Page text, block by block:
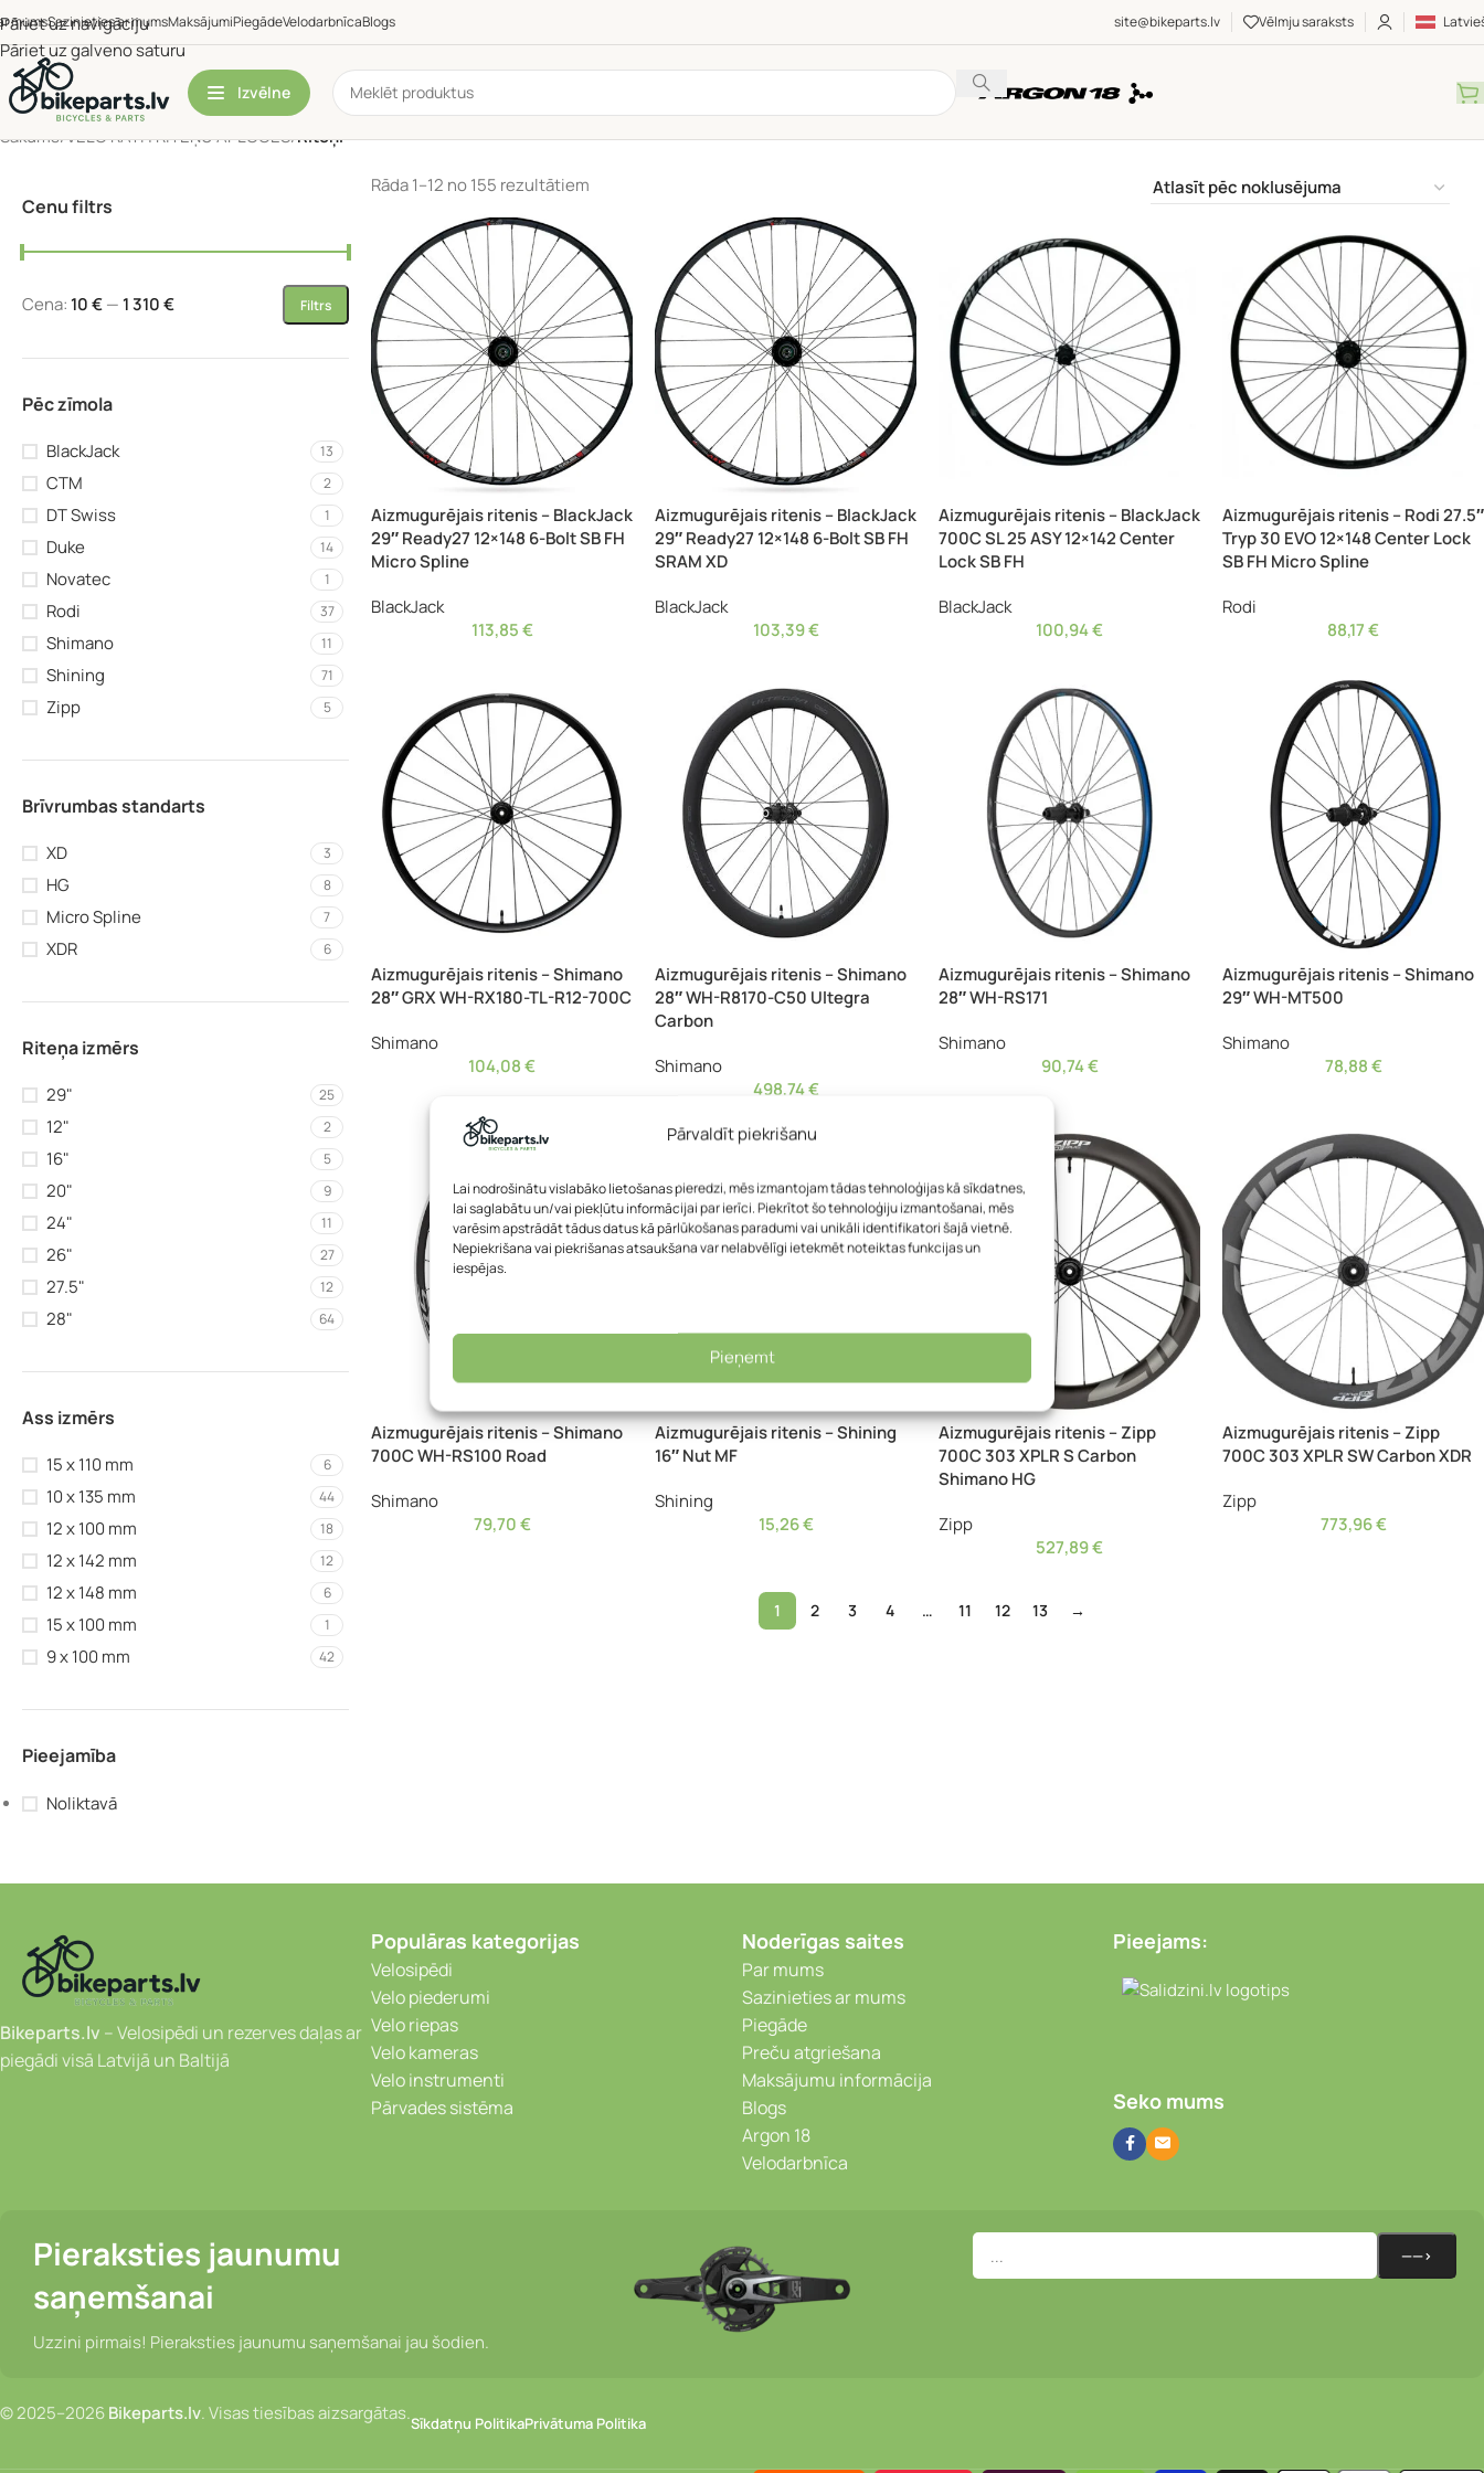
Pārvaldīt piekrišanu
Lai nodrošinātu vislabāko lietošanas pieredzi, mēs izmantojam tādas tehnoloģijas kā sīkdatnes,
lai saglabātu un/vai piekļūtu informācijai par ierīci. Piekrītot šo tehnoloģiju izmantošanai, mēs
varēsim apstrādāt tādus datus kā pārlūkošanas paradumi vai unikāli identifikatori šajā vietnē.
Nepiekrišana vai piekrišanas atsaukšana var nelabvēlīgi ietekmēt noteiktas funkcijas un
iespējas.
Pieņemt
Pāriet uz navigāciju
Pāriet uz galveno saturu
mumsSazinieties ar mumsMaksājumiPiegādeVelodarbnīcaBlogs site@bikeparts.lv Vēlmju saraksts
Izvēlne
Sākums/VELO RATI | RITEŅU APLOCES/Riteņi
Cenu filtrs
Filtrs
Cena: 10 €— 1 310 €
Pēc zīmola
BlackJack 13
CTM 2
DT Swiss 1
Duke 14
Novatec 1
Rodi 37
Shimano 11
Shining 71
Zipp 5
Brīvrumbas standarts
XD 3
HG 8
Micro Spline 7
XDR 6
Riteņa izmērs
29" 25
12" 2
16" 5
20" 9
24" 11
26" 27
27.5" 12
28" 64
Ass izmērs
15 x 110 mm 6
10 x 135 mm 44
12 x 100 mm 18
12 x 142 mm 12
12 x 148 mm 6
15 x 100 mm 1
9 x 100 mm 42
Pieejamība
Noliktavā
Rāda 1–12 no 155 rezultātiem
Aizmugurējais ritenis – BlackJack
29″ Ready27 12×148 6-Bolt SB FH
Micro Spline
BlackJack
113,85€
Aizmugurējais ritenis – BlackJack
29″ Ready27 12×148 6-Bolt SB FH
SRAM XD
BlackJack
103,39€
Aizmugurējais ritenis – BlackJack
700C SL 25 ASY 12×142 Center
Lock SB FH
BlackJack
100,94€
Aizmugurējais ritenis – Rodi 27.5″
Tryp 30 EVO 12×148 Center Lock
SB FH Micro Spline
Rodi
88,17€
Aizmugurējais ritenis – Shimano
28″ GRX WH-RX180-TL-R12-700C
Shimano
104,08€
Aizmugurējais ritenis – Shimano
28″ WH-R8170-C50 Ultegra
Carbon
Shimano
498,74€
Aizmugurējais ritenis – Shimano
28″ WH-RS171
Shimano
90,74€
Aizmugurējais ritenis – Shimano
29″ WH-MT500
Shimano
78,88€
Aizmugurējais ritenis – Shimano
700C WH-RS100 Road
Shimano
79,70€
Aizmugurējais ritenis – Shining
16″ Nut MF
Shining
15,26€
Aizmugurējais ritenis – Zipp
700C 303 XPLR S Carbon
Shimano HG
Zipp
527,89€
Aizmugurējais ritenis – Zipp
700C 303 XPLR SW Carbon XDR
Zipp
773,96€
1 2 3 4 … 11 12 13 →
Bikeparts.lv – Velosipēdi un rezerves daļas ar
piegādi visā Latvijā un Baltijā
Populāras kategorijas
Velosipēdi
Velo piederumi
Velo riepas
Velo kameras
Velo instrumenti
Pārvades sistēma
Noderīgas saites
Par mums
Sazinieties ar mums
Piegāde
Preču atgriešana
Maksājumu informācija
Blogs
Argon 18
Velodarbnīca
Pieejams:
Video novērošanas
Seko mums
Pieraksties jaunumu
saņemšanai
Uzzini pirmais! Pieraksties jaunumu saņemšanai jau šodien.
© 2025–2026Bikeparts.lv. Visas tiesības aizsargātas.Sīkdatņu PolitikaPrivātuma Politika